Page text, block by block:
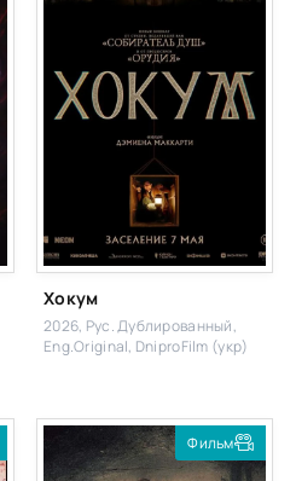
Хокум
2026, Рус. Дублированный,
Eng.Original, DniproFilm (укр)
Фильм